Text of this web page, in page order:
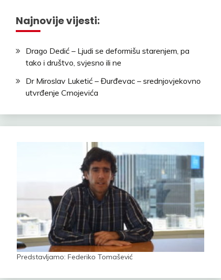
Najnovije vijesti:
Drago Dedić – Ljudi se deformišu starenjem, pa
tako i društvo, svjesno ili ne
Dr Miroslav Luketić – Đurđevac – srednjovjekovno
utvrđenje Crnojevića
Predstavljamo: Federiko Tomašević